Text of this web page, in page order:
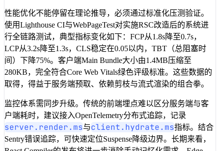
性能优化不能停留在理论推导，必须通过标准化压测验证。
使用Lighthouse CI与WebPageTest对实施RSC改造后的系统进
行全链路测试，典型指标变化如下：FCP从1.8s降至0.7s，
LCP从3.2s降至1.3s，CLS稳定在0.05以内，TBT（总阻塞时
间）下降75%。客户端Main Bundle大小由1.4MB压缩至
280KB，完全符合Core Web Vitals绿色评级标准。这些数据的
取得，得益于服务端预取、依赖剪枝与流式渲染的组合拳。
监控体系需同步升级。传统的前端埋点难以区分服务端与客
户端耗时，建议接入OpenTelemetry分布式追踪，记录
server.render.ms与client.hydrate.ms指标。结合
Sentry错误追踪，可快速定位Suspense降级边界。长期来看，